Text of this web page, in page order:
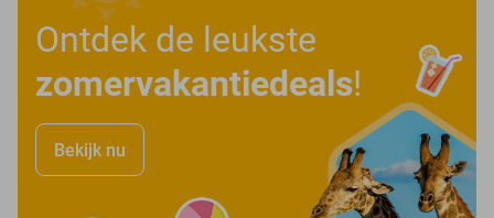
Ontdek de leukste
zomervakantiedeals!
Bekijk nu